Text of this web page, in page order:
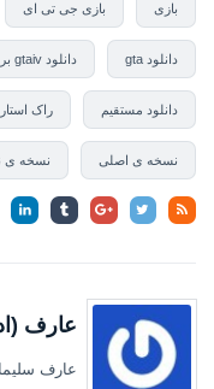
بازی بازی جی تی ای
دانلود gta دانلود gtaiv برای اندروید
دانلود مستقیم راک استار
نسخه ی اصلی نسخه ی
عارف
عارف